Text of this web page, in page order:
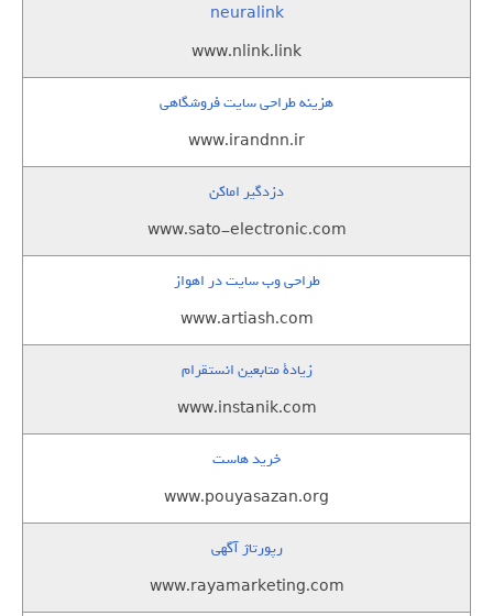
neuralink
www.nlink.link
هزینه طراحی سایت فروشگاهی
www.irandnn.ir
دزدگیر اماکن
www.sato-electronic.com
طراحی وب سایت در اهواز
www.artiash.com
زيادة متابعين انستقرام
www.instanik.com
خرید هاست
www.pouyasazan.org
رپورتاژ آگهی
www.rayamarketing.com